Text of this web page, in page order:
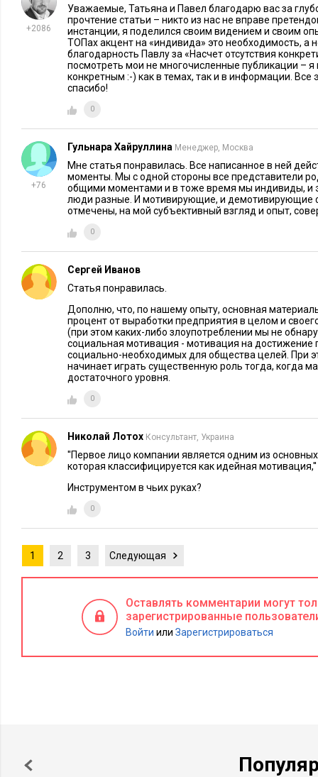
меняются в зависимости от разных факторов. На них
демотиваторы, вы должны знать об этом первыми.
конфиденциальности данной информации, в том числе
индивидуальных системах мотивации. Ставшая
глобальным демотиватором по одной банальной причине –
Впервые статья была опубликована на Executive.ru 2 мая
«Творчество без купюр». Реанонсирована в контентном
проекта
редакции
+2086
Уважаемые, Татьяна и Павел благодарю вас за
прочтение статьи – никто из нас не вправе
инстанции, я поделился своим видением и своим
ТОПах акцент на «индивида» это необходимость, а
благодарность Павлу за «Насчет отсутствия
посмотреть мои не многочисленные публикации – я
конкретным :-) как в темах, так и в информации. Все
спасибо!
0
+76
Гульнара Хайруллина Менеджер, Москва
Мне статья понравилась. Все написанное в ней
моменты. Мы с одной стороны все представители
общими моментами и в тоже время мы индивиды, и
люди разные. И мотивирующие, и демотивирующие
отмечены, на мой субъективный взгляд и опыт,
0
Сергей Иванов
Статья понравилась.
Дополню, что, по нашему опыту, основная
процент от выработки предприятия в целом и
(при этом каких-либо злоупотреблении мы не
социальная мотивация - мотивация на
социально-необходимых для общества целей. При
начинает играть существенную роль тогда, когда
достаточного уровня.
0
Николай Лотох Консультант, Украина
''Первое лицо компании является одним из
которая классифицируется как идейная мотивация,''
Инструментом в чьих руках?
0
1 2 3 Следующая
Оставлять комментарии могут
зарегистрированные
Войти или Зарегистрироваться